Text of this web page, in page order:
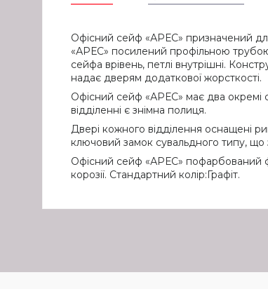
Офісний сейф «АРЕС» призначений
«АРЕС» посилений профільною трубою
сейфа врівень, петлі внутрішні.
надає дверям додаткової жорсткості.
Офісний сейф «АРЕС» має два окремі
відділенні є знімна полиця.
Двері кожного відділення оснащені
ключовий замок сувальдного типу, що
Офісний сейф «АРЕС» пофарбований
корозії. Стандартний колір:Графіт.